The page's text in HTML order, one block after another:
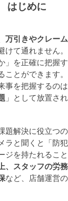
はじめに
万引きやクレー
けて通れません
」を正確に把握
ことができます
事を把握するの
」として放置さ
題解決に役立つ
ラと聞くと「防
ジを持たれるこ
、スタッフの労
など、店舗運営